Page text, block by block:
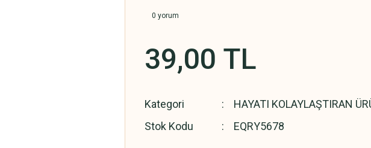
0 yorum
39,00 TL
Kategori
HAYATI KOLAYLAŞTIRAN
Stok Kodu
EQRY5678